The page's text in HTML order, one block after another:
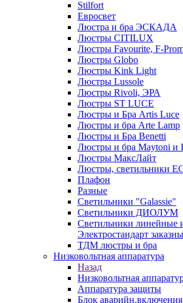
Stilfort
Евросвет
Люстра и бра ЭСКАДА
Люстры CITILUX
Люстры Favourite, F-
Люстры Globo
Люстры Kink Light
Люстры Lussole
Люстры Rivoli, ЭРА
Люстры ST LUCE
Люстры и Бра Artis Luce
Люстры и бра Arte Lamp
Люстры и Бра Benetti
Люстры и бра Maytoni и
Люстры МаксЛайт
Люстры, светильники
Плафон
Разные
Светильники "Galassie"
Светильники ДИОЛУМ
Светильники линейные
Электростандарт
ТДМ люстры и бра
Низковольтная аппаратура
Назад
Низковольтная
Аппаратура защиты
Блок